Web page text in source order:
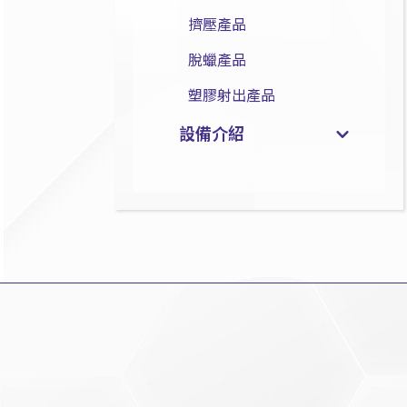
擠壓產品
脫蠟產品
塑膠射出產品
設備介紹